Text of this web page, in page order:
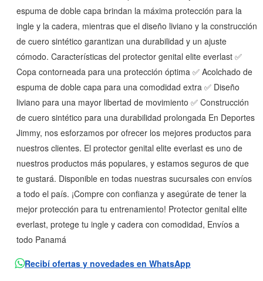
espuma de doble capa brindan la máxima protección para la
ingle y la cadera, mientras que el diseño liviano y la construcción
de cuero sintético garantizan una durabilidad y un ajuste
cómodo. Características del protector genital elite everlast ✅
Copa contorneada para una protección óptima ✅ Acolchado de
espuma de doble capa para una comodidad extra ✅ Diseño
liviano para una mayor libertad de movimiento ✅ Construcción
de cuero sintético para una durabilidad prolongada En Deportes
Jimmy, nos esforzamos por ofrecer los mejores productos para
nuestros clientes. El protector genital elite everlast es uno de
nuestros productos más populares, y estamos seguros de que
te gustará. Disponible en todas nuestras sucursales con envíos
a todo el país. ¡Compre con confianza y asegúrate de tener la
mejor protección para tu entrenamiento! Protector genital elite
everlast, protege tu ingle y cadera con comodidad, Envíos a
todo Panamá
Recibí ofertas y novedades en WhatsApp